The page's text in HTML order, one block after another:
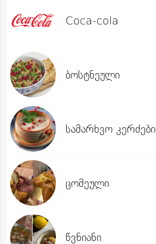
Coca-cola
ბოსტნეული
სამარხვო კერძები
ცომეული
წვნიანი